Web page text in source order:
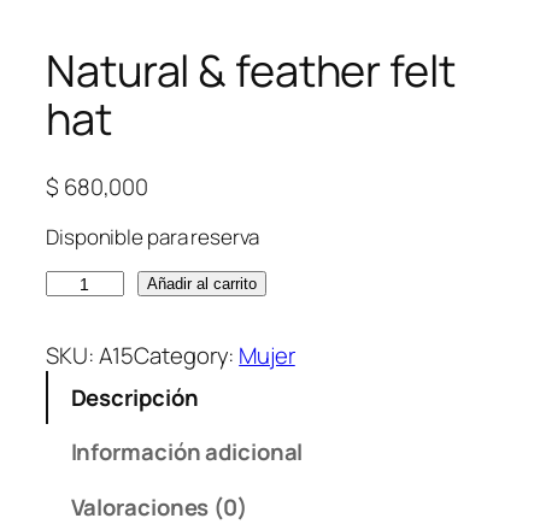
Natural & feather felt
hat
$ 680,000
Disponible para reserva
t
u
Añadir al carrito
SKU:A15Category: Mujer
Descripción
Información adicional
Valoraciones (0)